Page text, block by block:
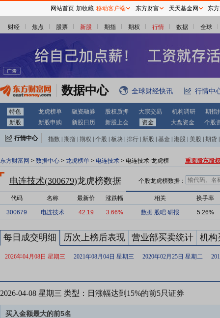
财经 焦点 股票 新股 期指 期权 行情 数据 全球
数据中心 全球财经快讯 行情中
特色 龙虎榜单 融资融券 股权质押 大宗交易 机构调研
期指
新股
新股申购 新股日历 新股上会 资金 大盘资金 个股
行情中心 指数 期指 期权 个股 板块 排行 新股 基金 港股 美股 期货
东方财富网 > 数据中心 > 龙虎榜单 > 电连技术 > 电连技术-龙虎榜 重要股东股
电连技术(300679)龙虎榜数据 个股龙虎榜数据：
代码 名称 最新价 涨跌幅 相关 换手率
300679 电连技术 42.19 3.66% 数据 股吧 研报 5.26%
每日成交明细 历次上榜后表现 营业部买卖统计 机构
2026年04月08日 星期三 2021年08月04日 星期三 2020年02月25日 星期二
2026-04-08 星期三 类型：日涨幅达到15%的前5只证券
买入金额最大的前5名
网站首页 加收藏 移动客户端 东方财富 天天基金网 东